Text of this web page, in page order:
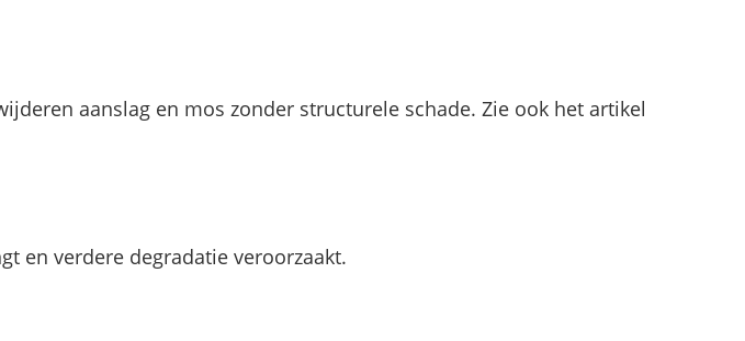
aanslag en mos zonder structurele schade. Zie ook het artikel
en verdere degradatie veroorzaakt.